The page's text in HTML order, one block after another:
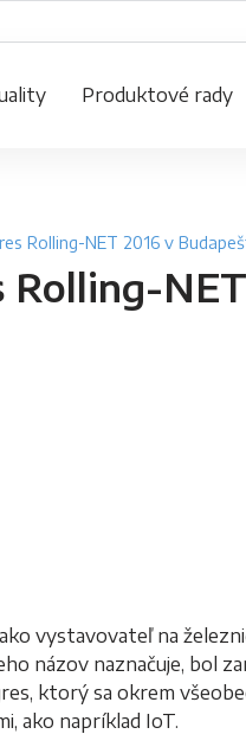
Produktové rady
Rolling-NET 2016 v
Rolling-NET
vystavovateľ na
názov naznačuje, bol
ktorý sa okrem
ako napríklad IoT.